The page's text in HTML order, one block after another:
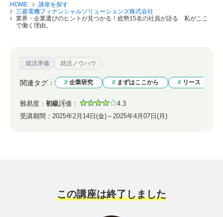
HOME
講座を探す
三菱電機フィナンシャルソリューションズ株式会社
業界・企業選びのヒントが見つかる！総勢15名の社員が語る 私がここ
で働く理由。
就活準備 就活ノウハウ
関連タグ： 企業研究 まずはここから リース
難易度： 初級評価：
4.3
受講期間： 2025年2月14日(金)～2025年4月07日(月)
この講座は終了しました